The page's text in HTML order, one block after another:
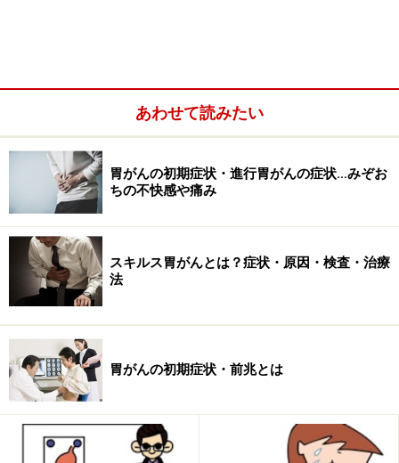
ごとがん組織を切除してしまう、内視鏡下胃粘膜切除術
(EMR)といった術式も可能になる場合も多くなってきま
した。
あわせて読みたい
胃がんの初期症状・進行胃がんの症状…みぞお
ちの不快感や痛み
スキルス胃がんとは？症状・原因・検査・治療
法
胃がんの初期症状・前兆とは